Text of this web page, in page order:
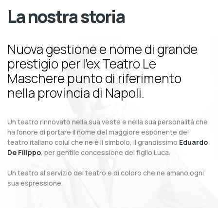
La nostra storia
Nuova gestione e nome di grande
prestigio per l’ex Teatro Le
Maschere punto di riferimento
nella provincia di Napoli.
Un teatro rinnovato nella sua veste e nella sua personalità che
ha l’onore di portare il nome del maggiore esponente del
teatro italiano colui che ne è il simbolo, il grandissimo Eduardo
De Filippo, per gentile concessione del figlio Luca.
Un teatro al servizio del teatro e di coloro che ne amano ogni
sua espressione.